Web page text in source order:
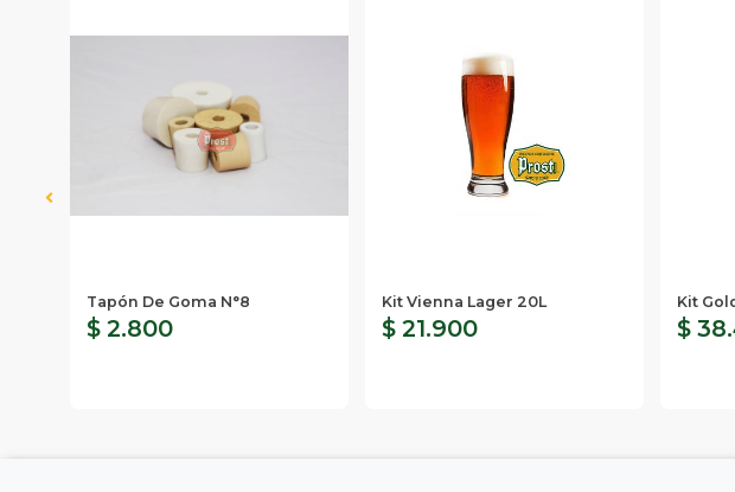
Tapón De Goma N°8
$ 2.800
Kit Vienna Lager 20L
$ 21.900
Kit
$